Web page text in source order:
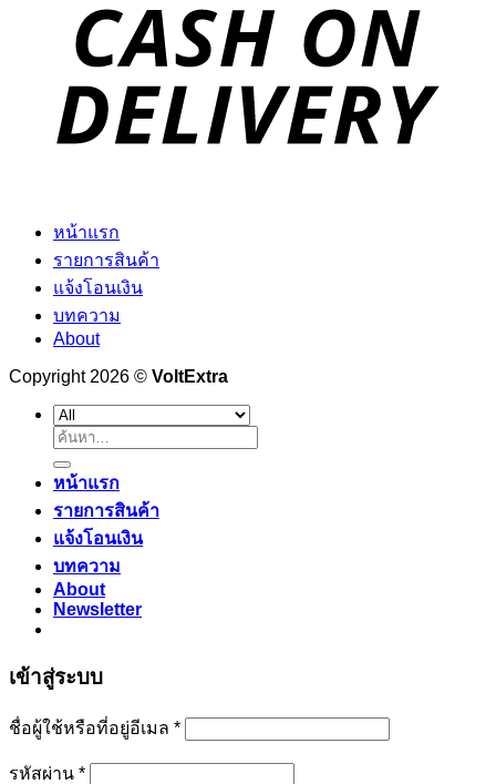
หน้าแรก
รายการสินค้า
แจ้งโอนเงิน
บทความ
About
Copyright 2026 © VoltExtra
ค้นหา:
หน้าแรก
รายการสินค้า
แจ้งโอนเงิน
บทความ
About
Newsletter
เข้าสู่ระบบ
ชื่อผู้ใช้หรือที่อยู่อีเมล *ต้องการ
รหัสผ่าน *ต้องการ